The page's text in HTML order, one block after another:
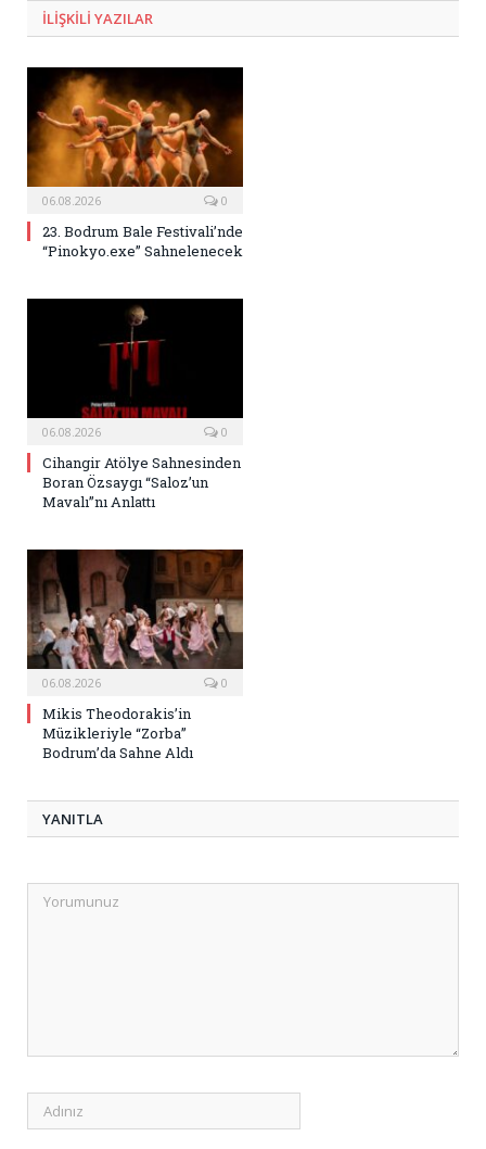
ILIŞKILI YAZILAR
06.08.2026 0
23. Bodrum Bale Festivali’nde
“Pinokyo.exe” Sahnelenecek
06.08.2026 0
Cihangir Atölye Sahnesinden
Boran Özsaygı “Saloz’un
Mavalı”nı Anlattı
06.08.2026 0
Mikis Theodorakis’in
Müzikleriyle “Zorba”
Bodrum’da Sahne Aldı
YANITLA